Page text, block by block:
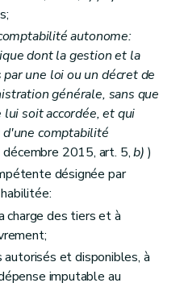
au compte général
à la surveillance et au contrôle
et l'audit internes
autonome:
dont la gestion et la
une loi ou un décret de
générale, sans que
soit accordée, et qui
comptabilité
2015, art. 5,b) )
désignée par
charge des tiers et à
et disponibles, à
imputable au